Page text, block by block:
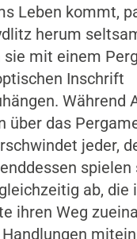
Leben kommt,
herum
sie mit einem
Inschrift
Während
über das
jeder,
ab, die
ihren Weg